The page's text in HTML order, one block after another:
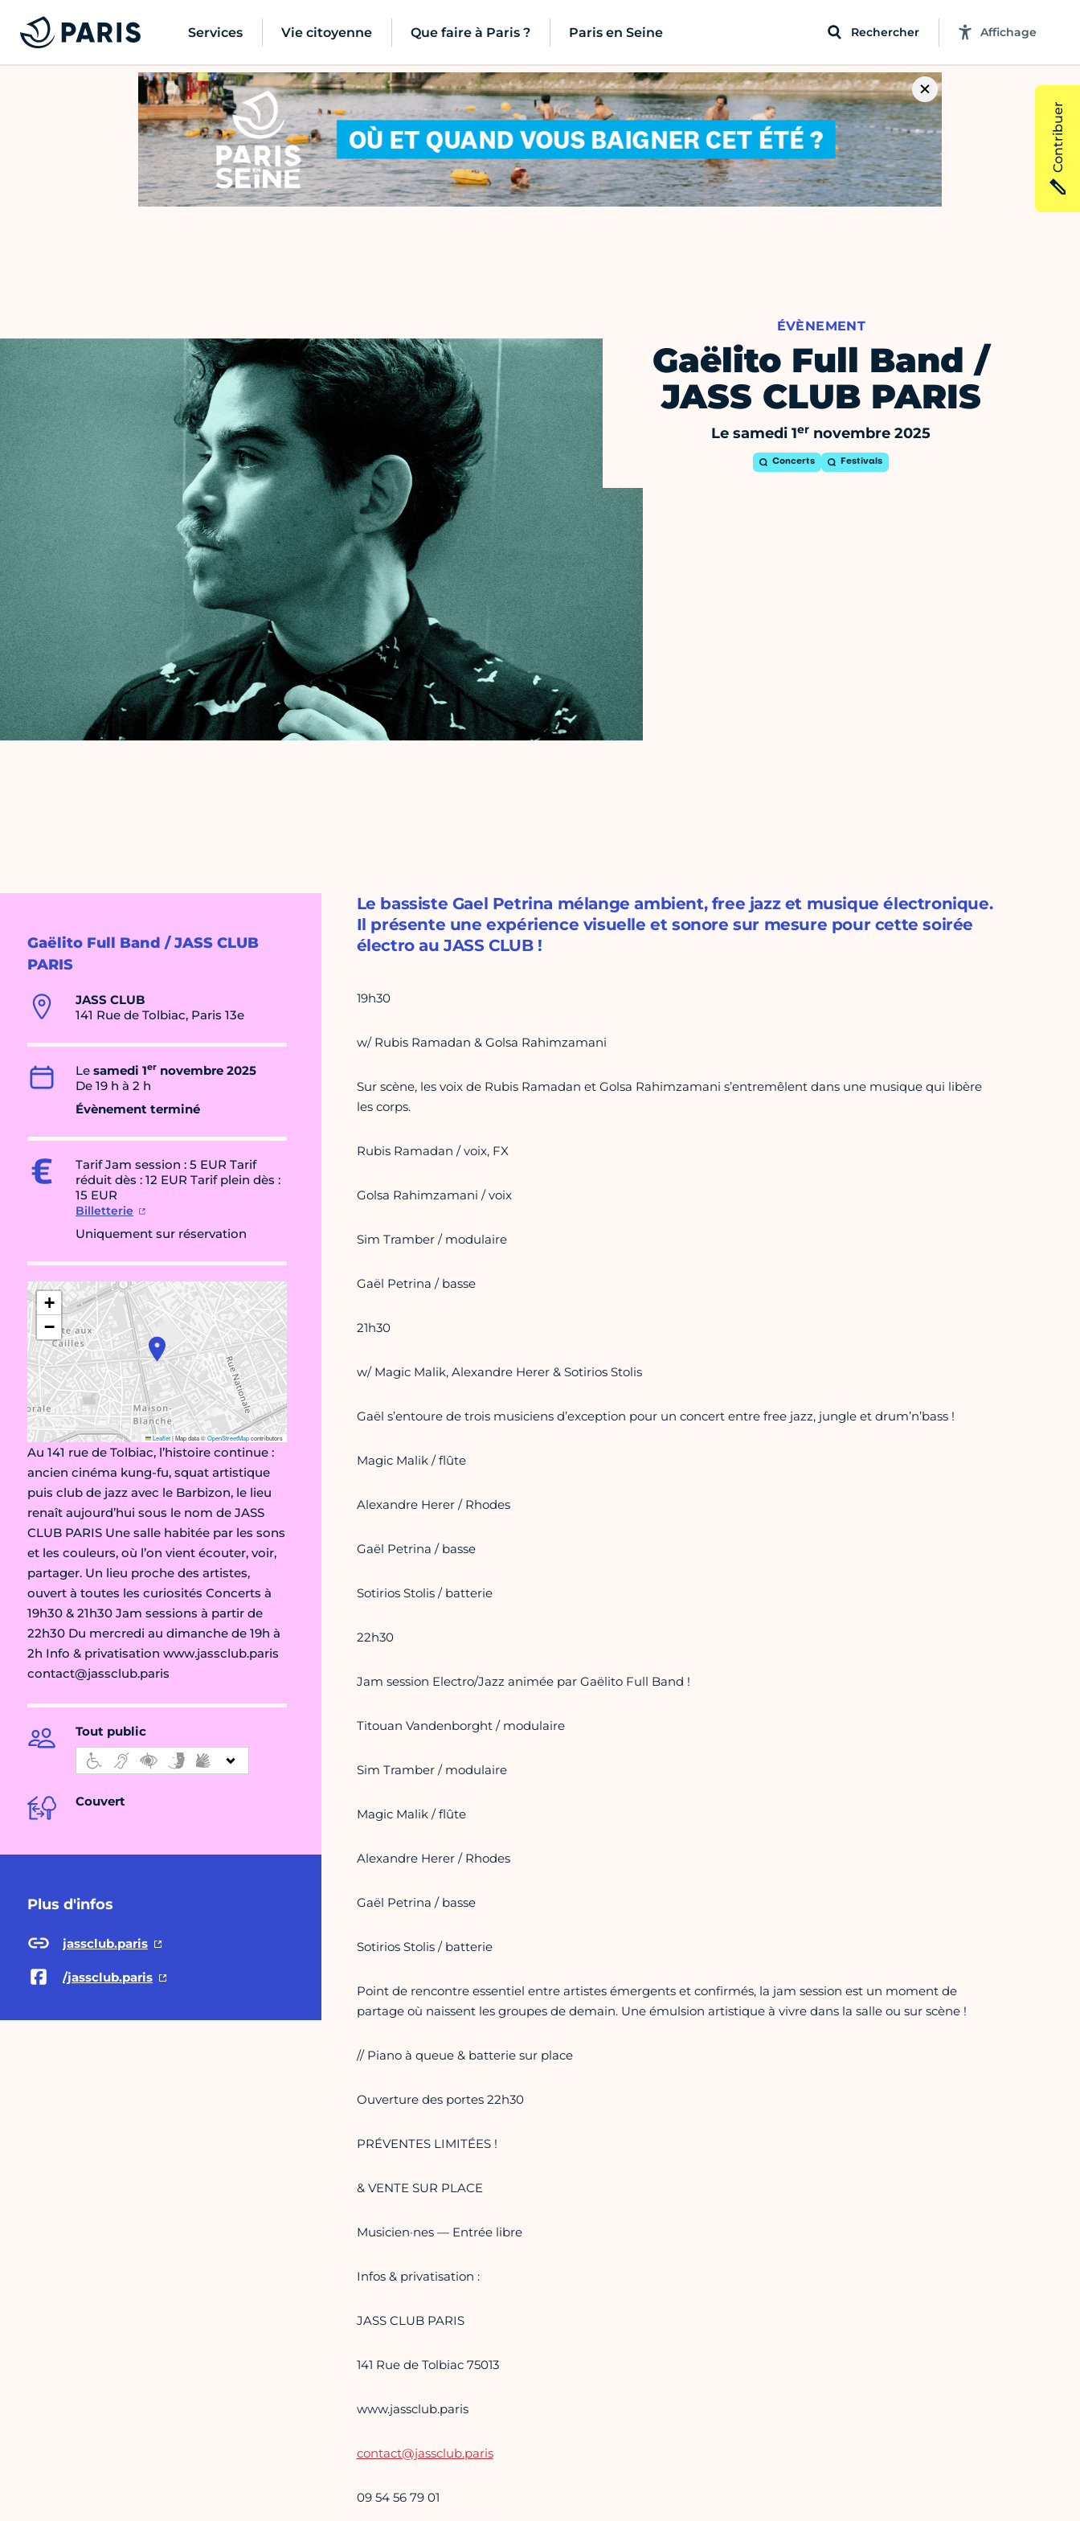
Services Vie citoyenne Que faire à Paris ? Paris en Seine Rechercher Affichage
ÉVÈNEMENT
Gaëlito Full Band /
JASS CLUB PARIS
Le samedi 1er novembre 2025
Concerts Festivals
Gaëlito Full Band / JASS CLUB
PARIS
JASS CLUB
141 Rue de Tolbiac, Paris 13e
Le samedi 1er novembre 2025
De 19 h à 2 h
Évènement terminé
Tarif Jam session : 5 EUR Tarif
réduit dès : 12 EUR Tarif plein dès :
15 EUR
Billetterie
Uniquement sur réservation
+
−
Leaflet|Map data ©OpenStreetMapcontributors
Au 141 rue de Tolbiac, l’histoire continue :
ancien cinéma kung-fu, squat artistique
puis club de jazz avec le Barbizon, le lieu
renaît aujourd’hui sous le nom de JASS
CLUB PARIS Une salle habitée par les sons
et les couleurs, où l’on vient écouter, voir,
partager. Un lieu proche des artistes,
ouvert à toutes les curiosités Concerts à
19h30 & 21h30 Jam sessions à partir de
22h30 Du mercredi au dimanche de 19h à
2h Info & privatisation www.jassclub.paris
contact@jassclub.paris
Tout public
Couvert
Plus d'infos
jassclub.paris
/jassclub.paris
Le bassiste Gael Petrina mélange ambient, free jazz et musique électronique.
Il présente une expérience visuelle et sonore sur mesure pour cette soirée
électro au JASS CLUB !
19h30
w/ Rubis Ramadan & Golsa Rahimzamani
Sur scène, les voix de Rubis Ramadan et Golsa Rahimzamani s’entremêlent dans une musique qui libère
les corps.
Rubis Ramadan / voix, FX
Golsa Rahimzamani / voix
Sim Tramber / modulaire
Gaël Petrina / basse
21h30
w/ Magic Malik, Alexandre Herer & Sotirios Stolis
Gaël s’entoure de trois musiciens d’exception pour un concert entre free jazz, jungle et drum’n’bass !
Magic Malik / flûte
Alexandre Herer / Rhodes
Gaël Petrina / basse
Sotirios Stolis / batterie
22h30
Jam session Electro/Jazz animée par Gaëlito Full Band !
Titouan Vandenborght / modulaire
Sim Tramber / modulaire
Magic Malik / flûte
Alexandre Herer / Rhodes
Gaël Petrina / basse
Sotirios Stolis / batterie
Point de rencontre essentiel entre artistes émergents et confirmés, la jam session est un moment de
partage où naissent les groupes de demain. Une émulsion artistique à vivre dans la salle ou sur scène !
// Piano à queue & batterie sur place
Ouverture des portes 22h30
PRÉVENTES LIMITÉES !
& VENTE SUR PLACE
Musicien·nes — Entrée libre
Infos & privatisation :
JASS CLUB PARIS
141 Rue de Tolbiac 75013
www.jassclub.paris
contact@jassclub.paris
09 54 56 79 01
Contribuer